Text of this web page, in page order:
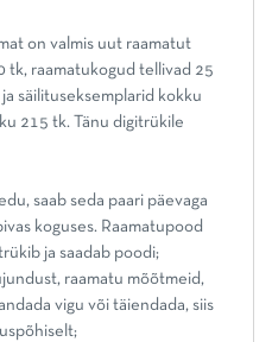
on valmis uut raamatut
tk, raamatukogud tellivad 25
säilituseksemplarid kokku
215 tk. Tänu digitrükile
saab seda paari päevaga
koguses. Raamatupood
ja saadab poodi;
raamatu mõõtmeid,
vigu või täiendada, siis